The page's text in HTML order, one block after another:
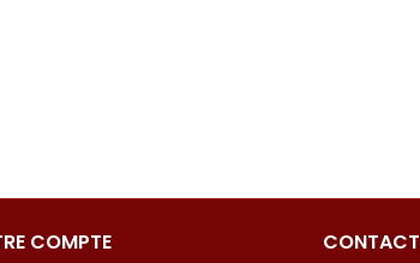
COMPTE CONTACT